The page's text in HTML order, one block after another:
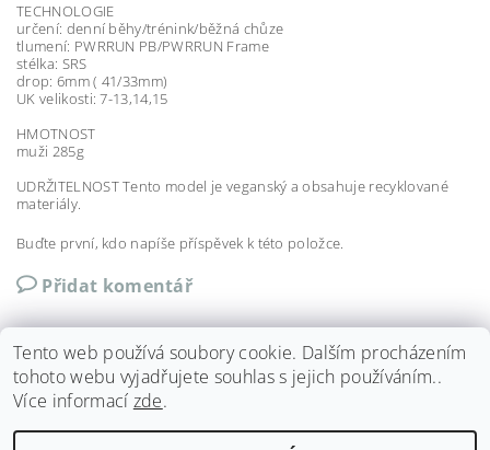
TECHNOLOGIE
určení: denní běhy/trénink/běžná chůze
tlumení: PWRRUN PB/PWRRUN Frame
stélka: SRS
drop: 6mm ( 41/33mm)
UK velikosti: 7-13,14,15
HMOTNOST
muži 285g
UDRŽITELNOST Tento model je veganský a obsahuje recyklované
materiály.
Buďte první, kdo napíše příspěvek k této položce.
Přidat komentář
Shoptet.cz
Tento web používá soubory cookie. Dalším procházením
tohoto webu vyjadřujete souhlas s jejich používáním..
Více informací zde.